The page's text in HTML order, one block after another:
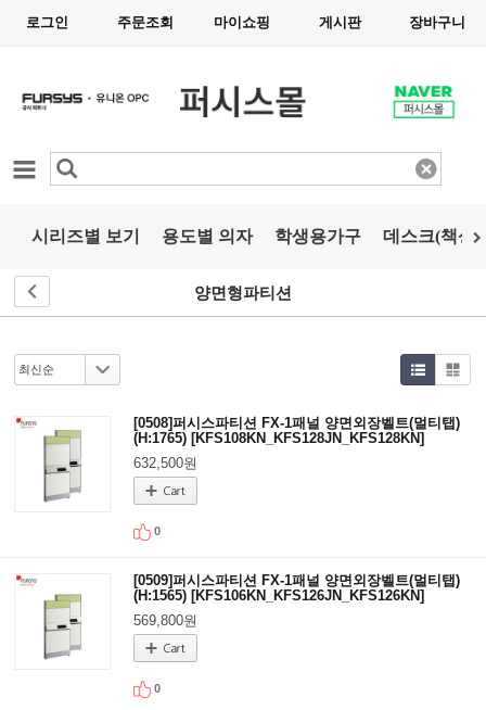
로그인 주문조회 마이쇼핑 게시판 장바구니
카테고리
시리즈별 보기 용도별 의자 학생용가구 데스크(책상)
양면형파티션
[0508]퍼시스파티션 FX-1패널 양면외장벨트(멀티탭)
(H:1765) [KFS108KN_KFS128JN_KFS128KN]
632,500원
0
[0509]퍼시스파티션 FX-1패널 양면외장벨트(멀티탭)
(H:1565) [KFS106KN_KFS126JN_KFS126KN]
569,800원
0